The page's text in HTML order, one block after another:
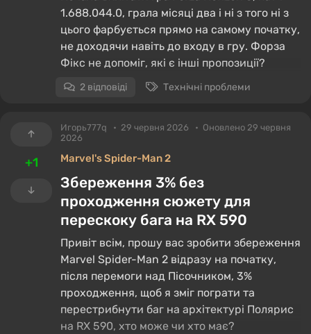
1.688.044.0, грала місяці два і ні з того ні з
цього фарбується прямо на самому початку,
не доходячи навіть до входу в гру. Форза
Фікс не допоміг, які є інші пропозиції?
2 відповіді Технічні проблеми
+1
Игорь777q 29 червня 2026
Оновлено 29 червня
2026
Marvel's Spider-Man 2
Збереження 3% без
проходження сюжету для
перескоку бага на RХ 590
Привіт всім, прошу вас зробити збереження
Marvel Spider-Man 2 відразу на початку,
після перемоги над Пісочником, 3%
проходження, щоб я зміг пограти та
перестрибнути баг на архітектурі Полярис
на RX 590, хто може чи хто має?